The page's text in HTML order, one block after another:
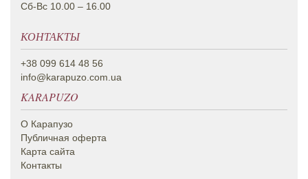
Сб-Вс 10.00 – 16.00
КОНТАКТЫ
+38 099 614 48 56
info@karapuzo.com.ua
KARAPUZO
О Карапузо
Публичная оферта
Карта сайта
Контакты